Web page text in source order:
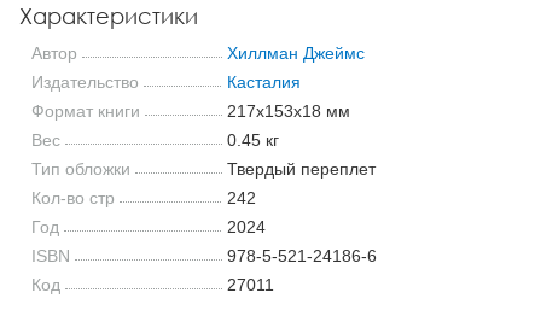
Характеристики
Автор
Хиллман Джеймс
Издательство
Касталия
Формат книги
217x153x18 мм
Вес
0.45 кг
Тип обложки
Твердый переплет
Кол-во стр
242
Год
2024
ISBN
978-5-521-24186-6
Код
27011